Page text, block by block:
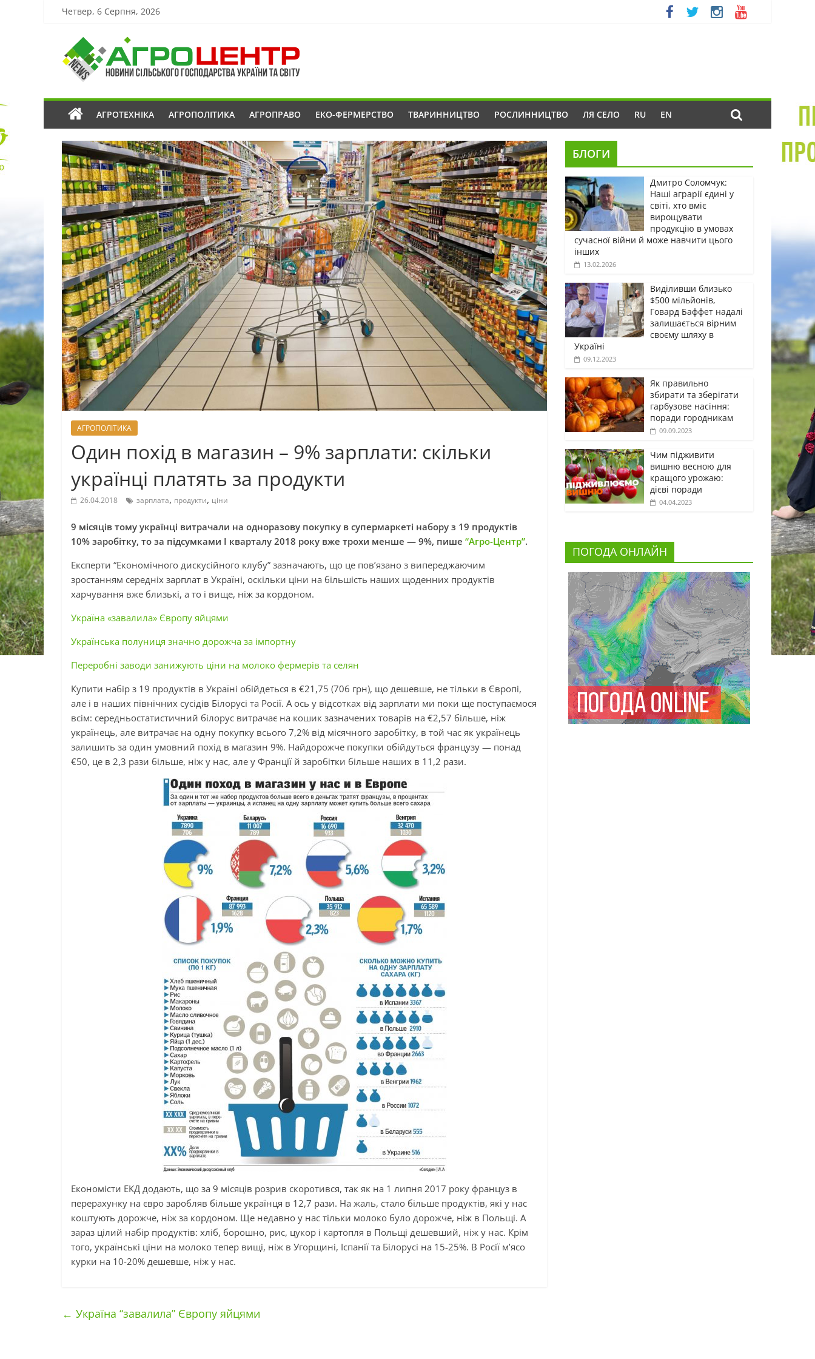
Четвер, 6 Серпня, 2026
АГРОТЕХНІКА АГРОПОЛІТИКА АГРОПРАВО ЕКО-ФЕРМЕРСТВО ТВАРИННИЦТВО РОСЛИННИЦТВО ЛЯ СЕЛО RU EN
АГРОПОЛІТИКА
Один похід в магазин – 9% зарплати: скільки
українці платять за продукти
26.04.2018 зарплата, продукти, ціни
9 місяців тому українці витрачали на одноразову покупку в супермаркеті набору з 19 продуктів
10% заробітку, то за підсумками I кварталу 2018 року вже трохи менше — 9%, пише “Агро-Центр”.
Експерти “Економічного дискусійного клубу” зазначають, що це пов’язано з випереджаючим
зростанням середніх зарплат в Україні, оскільки ціни на більшість наших щоденних продуктів
харчування вже близькі, а то і вище, ніж за кордоном.
Україна «завалила» Європу яйцями
Українська полуниця значно дорожча за імпортну
Переробні заводи занижують ціни на молоко фермерів та селян
Купити набір з 19 продуктів в Україні обійдеться в €21,75 (706 грн), що дешевше, не тільки в Європі,
але і в наших північних сусідів Білорусі та Росії. А ось у відсотках від зарплати ми поки ще поступаємося
всім: середньостатистичний білорус витрачає на кошик зазначених товарів на €2,57 більше, ніж
українець, але витрачає на одну покупку всього 7,2% від місячного заробітку, в той час як українець
залишить за один умовний похід в магазин 9%. Найдорожче покупки обійдуться французу — понад
€50, це в 2,3 рази більше, ніж у нас, але у Франції й заробітки більше наших в 11,2 рази.
Економісти ЕКД додають, що за 9 місяців розрив скоротився, так як на 1 липня 2017 року француз в
перерахунку на євро заробляв більше українця в 12,7 рази. На жаль, стало більше продуктів, які у нас
коштують дорожче, ніж за кордоном. Ще недавно у нас тільки молоко було дорожче, ніж в Польщі. А
зараз цілий набір продуктів: хліб, борошно, рис, цукор і картопля в Польщі дешевший, ніж у нас. Крім
того, українські ціни на молоко тепер вищі, ніж в Угорщині, Іспанії та Білорусі на 15-25%. В Росії м’ясо
курки на 10-20% дешевше, ніж у нас.
← Україна “завалила” Європу яйцями
БЛОГИ
Дмитро Соломчук:
Наші аграрії єдині у
світі, хто вміє
вирощувати
продукцію в умовах
сучасної війни й може навчити цього
інших
13.02.2026
Виділивши близько
$500 мільйонів,
Говард Баффет надалі
залишається вірним
своєму шляху в
Україні
09.12.2023
Як правильно
збирати та зберігати
гарбузове насіння:
поради городникам
09.09.2023
Чим підживити
вишню весною для
кращого урожаю:
дієві поради
04.04.2023
ПОГОДА ОНЛАЙН